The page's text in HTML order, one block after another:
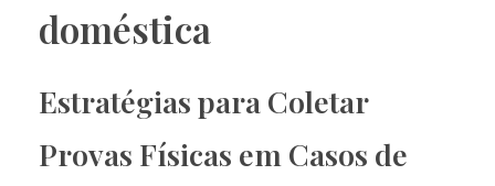
doméstica
Estratégias para Coletar
Provas Físicas em Casos de